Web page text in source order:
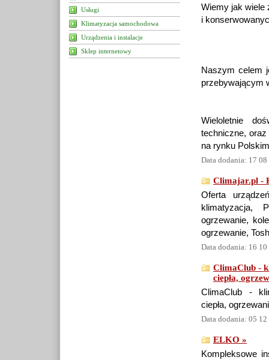
Usługi
Klimatyzacja samochodowa
Urządzenia i instalacje
Sklep internetowy
Wiemy jak wiele
i
Naszym celem
przebywającym
Wieloletnie
techniczne,
na rynku
Data dodania: 17
Climajar.pl -
Oferta
klimatyzacja,
ogrzewanie,
ogrzewanie,
Data dodania: 16
ClimaClub -
ciepła,
ClimaClub -
ciepła,
Data dodania: 05
ELKO »
Kompleksowe